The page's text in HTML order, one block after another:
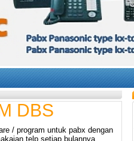
DBS
/ program untuk pabx dengan
telp setiap bulannya